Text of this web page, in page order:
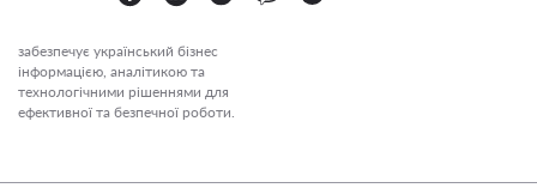
забезпечує український бізнес
інформацією, аналітикою та
технологічними рішеннями для
ефективної та безпечної роботи.